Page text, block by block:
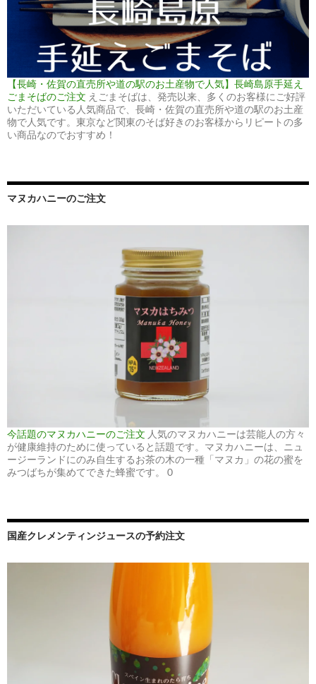
【長崎・佐賀の直売所や道の駅のお土産物で人気】長崎島原手延え
ごまそばのご注文 えごまそばは、発売以来、多くのお客様にご好評
いただいている人気商品で、長崎・佐賀の直売所や道の駅のお土産
物で人気です。東京など関東のそば好きのお客様からリピートの多
い商品なのでおすすめ！
マヌカハニーのご注文
今話題のマヌカハニーのご注文 人気のマヌカハニーは芸能人の方々
が健康維持のために使っていると話題です。マヌカハニーは、ニュ
ージーランドにのみ自生するお茶の木の一種「マヌカ」の花の蜜を
みつばちが集めてできた蜂蜜です。 0
国産クレメンティンジュースの予約注文